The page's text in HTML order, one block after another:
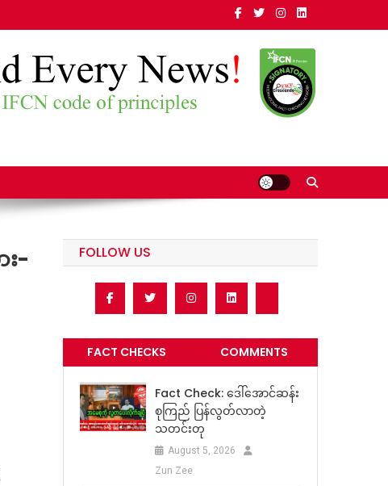
-
FOLLOW US
FACT CHECKS COMMENTS
Fact Check: ဒေါ်အောင်ဆန်း
စုကြည် ပြန်လွတ်လာတဲ့
သတင်းတု
August 5, 2026
Zun Zee